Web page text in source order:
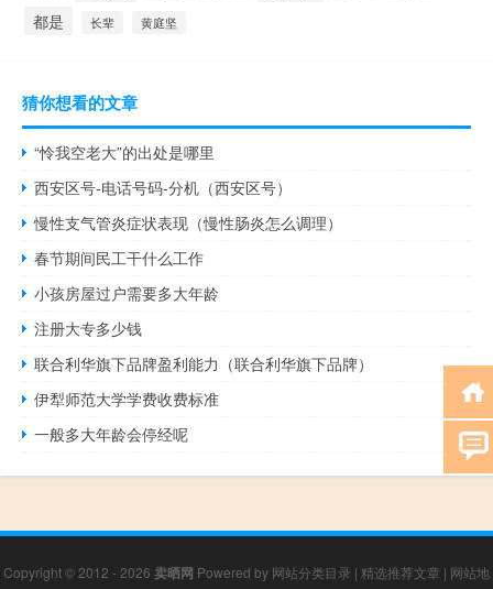
都是 长辈 黄庭坚
猜你想看的文章
“怜我空老大”的出处是哪里
西安区号-电话号码-分机（西安区号）
慢性支气管炎症状表现（慢性肠炎怎么调理）
春节期间民工干什么工作
小孩房屋过户需要多大年龄
注册大专多少钱
联合利华旗下品牌盈利能力（联合利华旗下品牌）
伊犁师范大学学费收费标准
一般多大年龄会停经呢
Copyright © 2012 - 2026 卖晒网 Powered by 网站分类目录 | 精选推荐文章 | 网站地